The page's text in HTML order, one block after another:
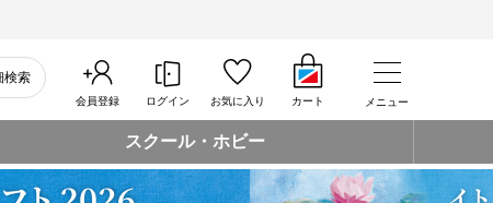
検索
会員登録 ログイン お気に入り カート メニュー
スクール・ホビー